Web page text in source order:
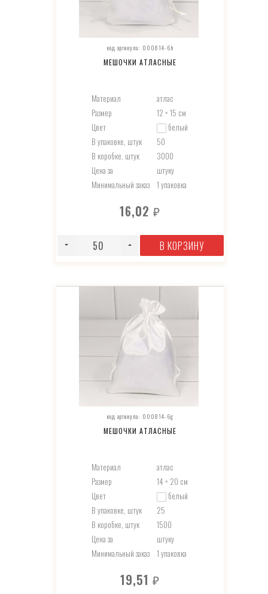
код артикула: 000814-6h
МЕШОЧКИ АТЛАСНЫЕ
Материал
атлас
Размер
12 × 15 см
Цвет
белый
В упаковке, штук
50
В коробке, штук
3000
Цена за
штуку
Минимальный заказ
1 упаковка
16,02₽
В КОРЗИНУ
код артикула: 000814-6g
МЕШОЧКИ АТЛАСНЫЕ
Материал
атлас
Размер
14 × 20 см
Цвет
белый
В упаковке, штук
25
В коробке, штук
1500
Цена за
штуку
Минимальный заказ
1 упаковка
19,51₽